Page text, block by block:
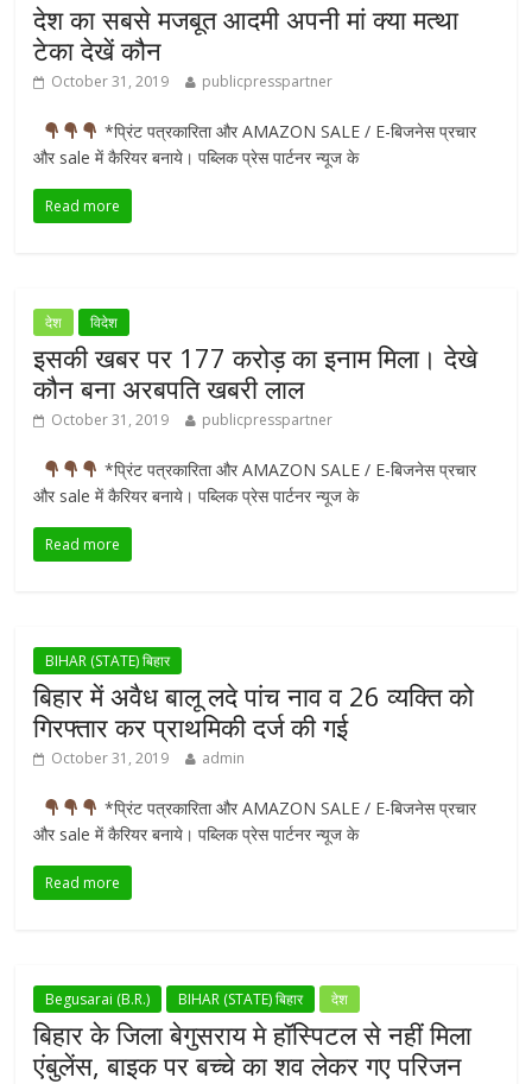
देश का सबसे मजबूत आदमी अपनी मां क्या मत्था
टेका देखें कौन
October 31, 2019 publicpresspartner
*प्रिंट पत्रकारिता और AMAZON SALE / E-बिजनेस प्रचार
और sale में कैरियर बनाये। पब्लिक प्रेस पार्टनर न्यूज के
Read more
देश विदेश
इसकी खबर पर 177 करोड़ का इनाम मिला। देखे
कौन बना अरबपति खबरी लाल
October 31, 2019 publicpresspartner
*प्रिंट पत्रकारिता और AMAZON SALE / E-बिजनेस प्रचार
और sale में कैरियर बनाये। पब्लिक प्रेस पार्टनर न्यूज के
Read more
BIHAR (STATE) बिहार
बिहार में अवैध बालू लदे पांच नाव व 26 व्यक्ति को
गिरफ्तार कर प्राथमिकी दर्ज की गई
October 31, 2019 admin
*प्रिंट पत्रकारिता और AMAZON SALE / E-बिजनेस प्रचार
और sale में कैरियर बनाये। पब्लिक प्रेस पार्टनर न्यूज के
Read more
Begusarai (B.R.) BIHAR (STATE) बिहार देश
बिहार के जिला बेगुसराय मे हॉस्पिटल से नहीं मिला
एंबुलेंस, बाइक पर बच्चे का शव लेकर गए परिजन